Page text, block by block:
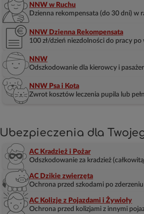
NNW w Ruchu
Dzienna rekompensata (do 30 dni) w
NNW Dzienna Rekompensata
100 zł/dzień niezdolności do pracy
NNW
Odszkodowanie dla kierowcy i
NNW Psa i Kota
Zwrot kosztów leczenia pupila lub
Ubezpieczenia dla
AC Kradzież i Pożar
Odszkodowanie za kradzież
AC Dzikie zwierzęta
Ochrona przed szkodami po
AC Kolizje z Pojazdami i Żywioły
Ochrona przed kolizjami z innymi